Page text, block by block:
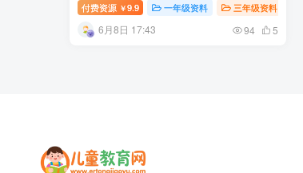
付费资源 ￥9.9 一年级资料 三年级资料
6月8日 17:43 94 5